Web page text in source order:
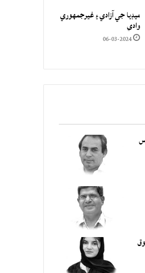
ميڊيا جي آزادي ۽ غيرجمھوري
وادي
06-03-2024